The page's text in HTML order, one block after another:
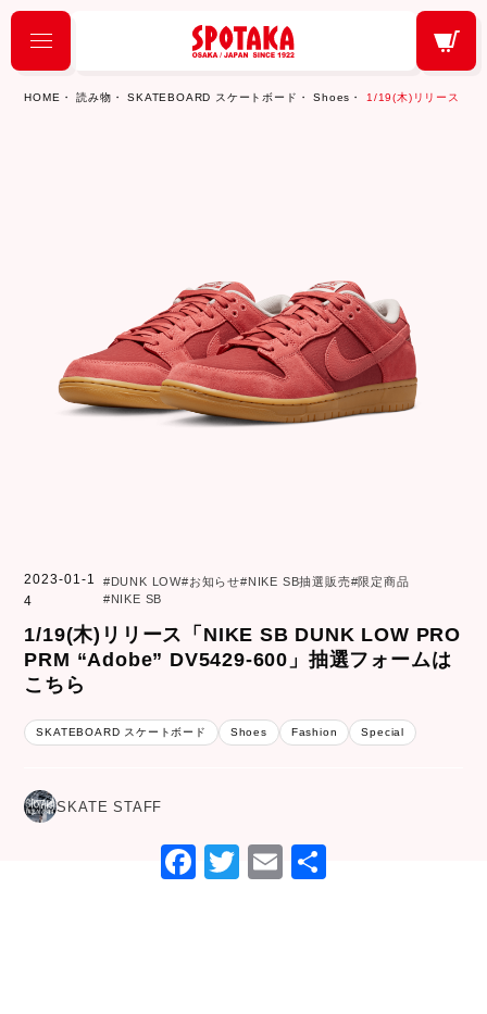
HOME 読み物 SKATEBOARD スケートボード Shoes 1/19(木)リリース「
2023-01-1
4
DUNK LOW お知らせ NIKE SB抽選販売
限定商品
NIKE SB
1/19(木)リリース「NIKE SB DUNK LOW PRO
PRM “Adobe” DV5429-600」抽選フォームは
こちら
SKATEBOARD スケートボード Shoes Fashion Special
SKATE STAFF
F
T
E